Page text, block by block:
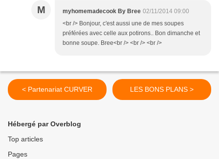
M myhomemadecook By Bree 02/11/2014 09:00
<br /> Bonjour, c'est aussi une de mes soupes
préférées avec celle aux potirons.. Bon dimanche et
bonne soupe. Bree<br /> <br /> <br />
< Partenariat CURVER LES BONS PLANS >
Hébergé par Overblog
Top articles
Pages